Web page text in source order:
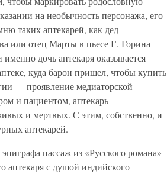
на необычность персонажа, его
таких аптекарей, как дед
или отец Марты в пьесе Г. Горина
дочь аптекаря оказывается
куда барон пришел, чтобы купить
— проявление медиаторской
и пациентом, аптекарь
и мертвых. С этим, собственно, и
аптекарей.
пассаж из «Русского романа»
аптекаря с душой индийского